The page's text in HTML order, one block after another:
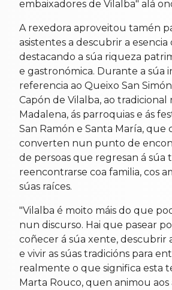
embaixadores de Vilalba" alá
A rexedora aproveitou tamén
asistentes a descubrir a esencia
destacando a súa riqueza
e gastronómica. Durante a súa
referencia ao Queixo San
Capón de Vilalba, ao tradicional
Madalena, ás parroquias e ás
San Ramón e Santa María, que
converten nun punto de
de persoas que regresan á súa
reencontrarse coa familia, cos
súas raíces.
"Vilalba é moito máis do que
nun discurso. Hai que pasear
coñecer á súa xente, descubrir
e vivir as súas tradicións para
realmente o que significa esta
Marta Rouco, quen animou aos